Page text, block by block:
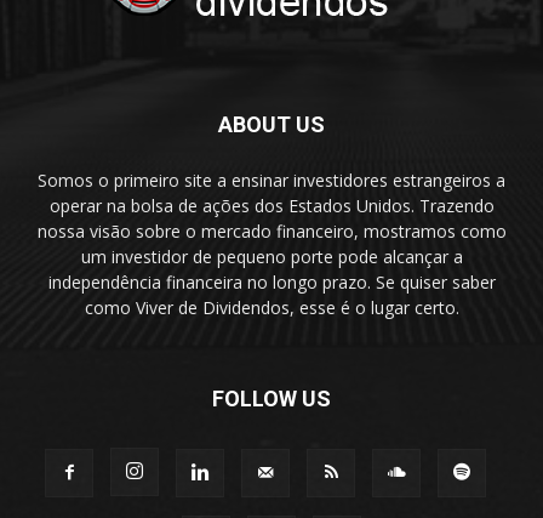
ABOUT US
Somos o primeiro site a ensinar investidores estrangeiros a
operar na bolsa de ações dos Estados Unidos. Trazendo
nossa visão sobre o mercado financeiro, mostramos como
um investidor de pequeno porte pode alcançar a
independência financeira no longo prazo. Se quiser saber
como Viver de Dividendos, esse é o lugar certo.
FOLLOW US